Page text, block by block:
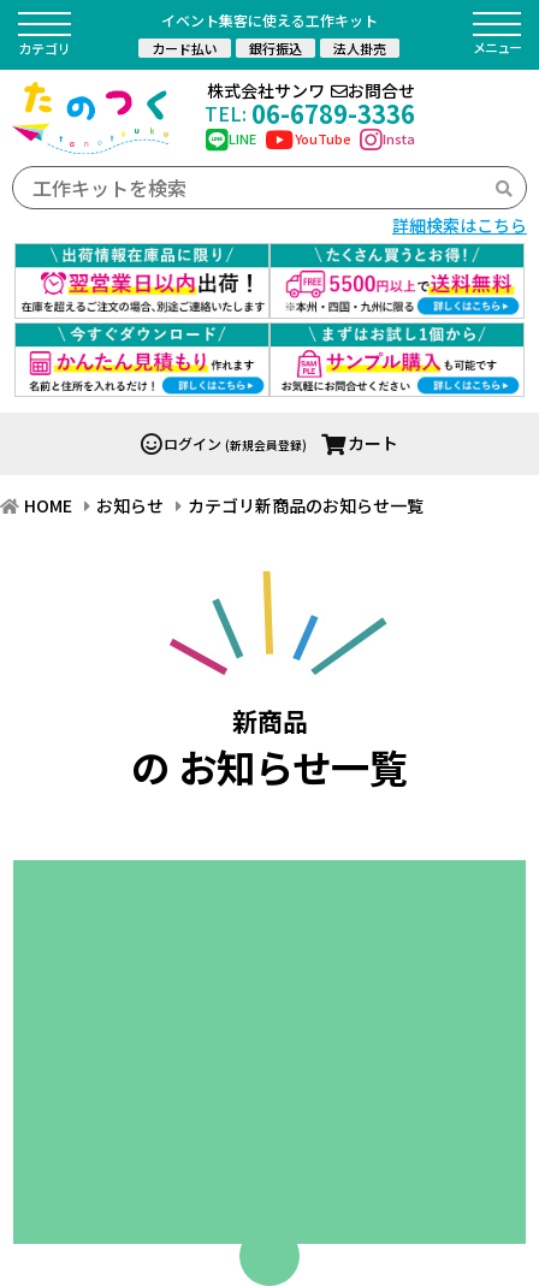
イベント集客に使える工作キット
カード払い 銀行振込 法人掛売
詳細検索はこちら
株式会社サンワ お問合せ
TEL: 06-6789-3336
LINE YouTube Insta
カテゴリ
ログイン (新規会員登録) カート
HOME お知らせ カテゴリ新商品のお知らせ一覧
新商品
の お知らせ一覧